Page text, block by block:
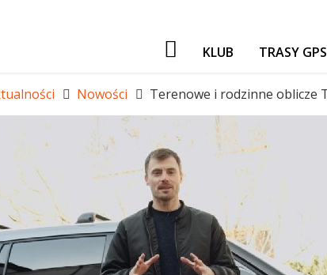
KLUB
GADŻETY
TRASY GPS
Nowości Terenowe i rodzinne oblicze